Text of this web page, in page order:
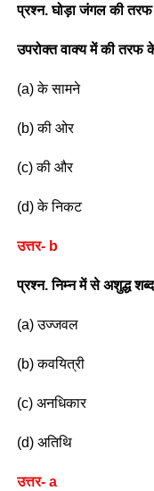
प्रश्न. घोड़ा जंगल की तरफ
उपरोक्त वाक्य में की तरफ
(a) के सामने
(b) की ओर
(c) की और
(d) के निकट
उत्तर- b
प्रश्न. निम्न में से अशुद्ध
(a) उज्जवल
(b) कवयित्री
(c) अनधिकार
(d) अतिथि
उत्तर- a